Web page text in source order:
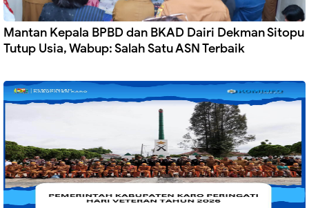
Mantan Kepala BPBD dan BKAD Dairi Dekman Sitopu
Tutup Usia, Wabup: Salah Satu ASN Terbaik